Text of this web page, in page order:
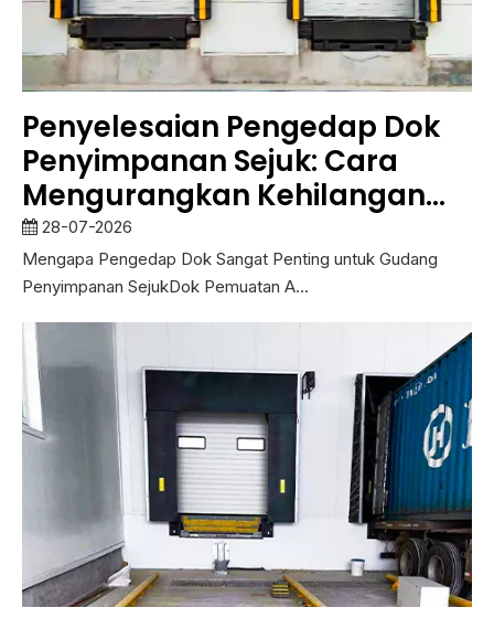
Penyelesaian Pengedap Dok
Penyimpanan Sejuk: Cara
Mengurangkan Kehilangan
Tenaga Dan Meningkatkan
Kawalan Suhu
28-07-2026
Mengapa Pengedap Dok Sangat Penting untuk Gudang
Penyimpanan SejukDok Pemuatan A...